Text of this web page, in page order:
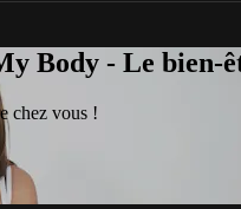
Body - Le bien-
chez vous !